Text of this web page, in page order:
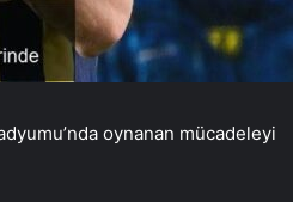
oynanan mücadeleyi